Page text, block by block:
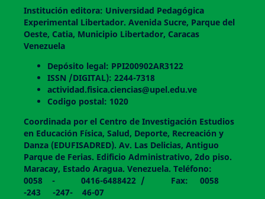
Institución editora: Universidad Pedagógica
Experimental Libertador. Avenida Sucre, Parque del
Oeste, Catia, Municipio Libertador, Caracas
Venezuela
Depósito legal: PPI200902AR3122
ISSN /DIGITAL): 2244-7318
actividad.fisica.ciencias@upel.edu.ve
Codigo postal: 1020
Coordinada por el Centro de Investigación Estudios
en Educación Física, Salud, Deporte, Recreación y
Danza (EDUFISADRED). Av. Las Delicias, Antiguo
Parque de Ferias. Edificio Administrativo, 2do piso.
Maracay, Estado Aragua. Venezuela. Teléfono:
0058 - 0416-6488422 / Fax: 0058
-243 -247- 46-07